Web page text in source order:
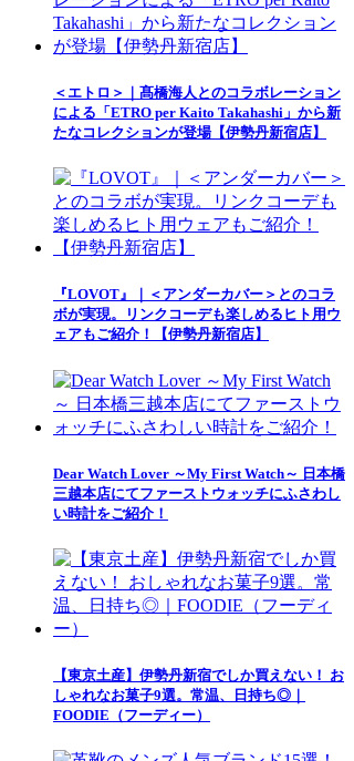
＜エトロ＞｜髙橋海人とのコラボレーション
による「ETRO per Kaito Takahashi」から新
たなコレクションが登場【伊勢丹新宿店】
『LOVOT』｜＜アンダーカバー＞とのコラ
ボが実現。リンクコーデも楽しめるヒト用ウ
ェアもご紹介！【伊勢丹新宿店】
Dear Watch Lover ～My First Watch～ 日本橋
三越本店にてファーストウォッチにふさわし
い時計をご紹介！
【東京土産】伊勢丹新宿でしか買えない！ お
しゃれなお菓子9選。常温、日持ち◎｜
FOODIE（フーディー）